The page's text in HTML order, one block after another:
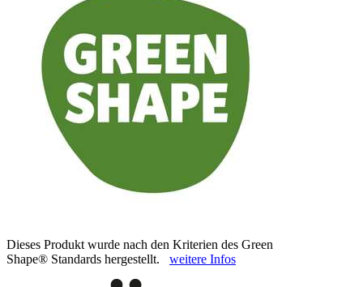
Dieses Produkt wurde nach den Kriterien des Green
Shape® Standards hergestellt. weitere Infos